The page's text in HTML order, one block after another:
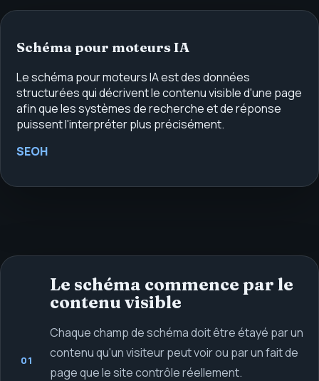
Schéma pour moteurs IA
Le schéma pour moteurs IA est des données
structurées qui décrivent le contenu visible d'une page
afin que les systèmes de recherche et de réponse
puissent l'interpréter plus précisément.
SEOH
01
Le schéma commence par le
contenu visible
Chaque champ de schéma doit être étayé par un
contenu qu'un visiteur peut voir ou par un fait de
page que le site contrôle réellement.